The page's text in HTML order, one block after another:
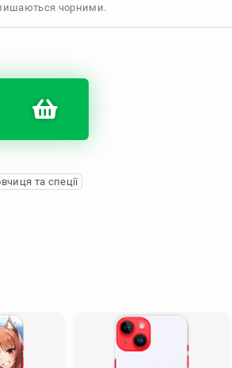
чорними.
та спеції